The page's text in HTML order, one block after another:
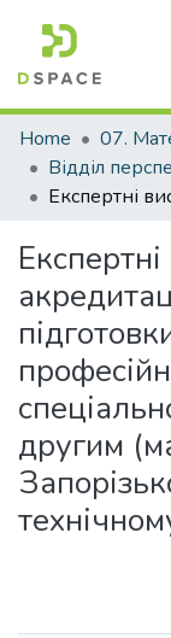
Communities &
All of DSpace
Statistics
Home
другим